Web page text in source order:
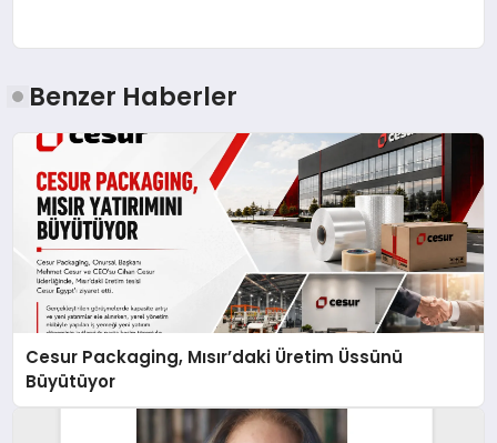
Benzer Haberler
Cesur Packaging, Mısır’daki Üretim Üssünü
Büyütüyor